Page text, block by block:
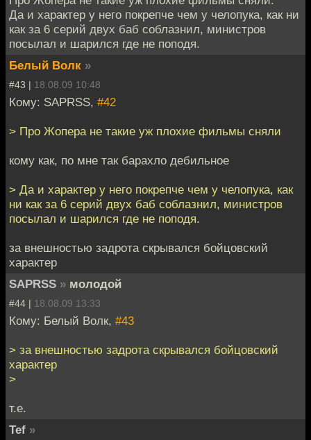
Да и характер у него покрепче чем у челопука, как ни
как за 6 серий двух баб соблазнил, министров
посылал и шарился где не поподя.
Белый Волк »
#43 | 18.08.09 10:48
Кому: SAPRSS, #42
> Про Жопера не такие уж плохие фильмы сняли
кому как, по мне так барахло дебильное
> Да и характер у него покрепче чем у челопука, как
ни как за 6 серий двух баб соблазнил, министров
посылал и шарился где не поподя.
за внешностью задрота скрывался бойцовский
характер
SAPRSS » молодой
#44 | 18.08.09 13:33
Кому: Белый Волк, #43
> за внешностью задрота скрывался бойцовский
характер
>
т.е.
Tef »